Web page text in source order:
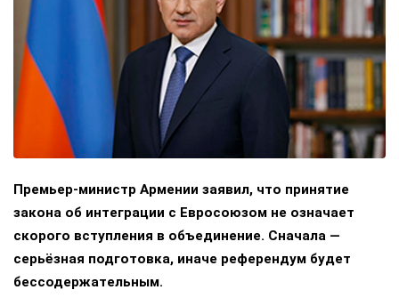
Премьер-министр Армении заявил, что принятие
закона об интеграции с Евросоюзом не означает
скорого вступления в объединение. Сначала —
серьёзная подготовка, иначе референдум будет
бессодержательным.